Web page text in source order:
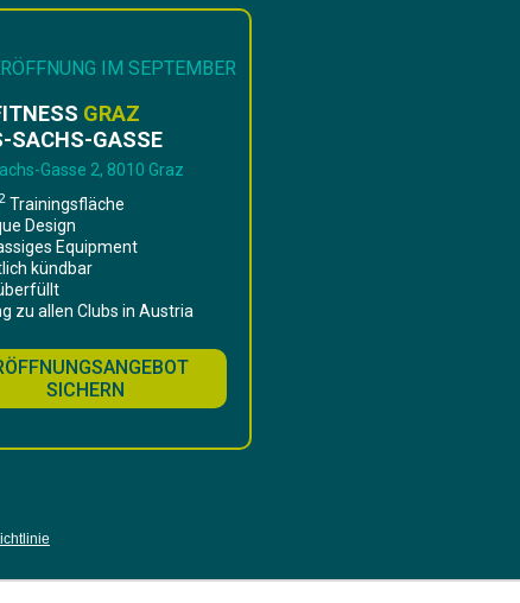
GRAZ
SACHS-GASSE
Gasse 2, 8010 Graz
SICHERN
IM SEPTEMBER
2 Trainingsfläche
Design
Equipment
kündbar
zu allen Clubs in Austria